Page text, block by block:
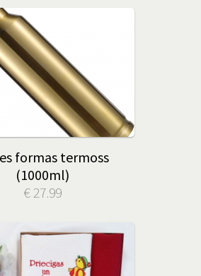
formas termoss
(1000ml)
€ 27.99